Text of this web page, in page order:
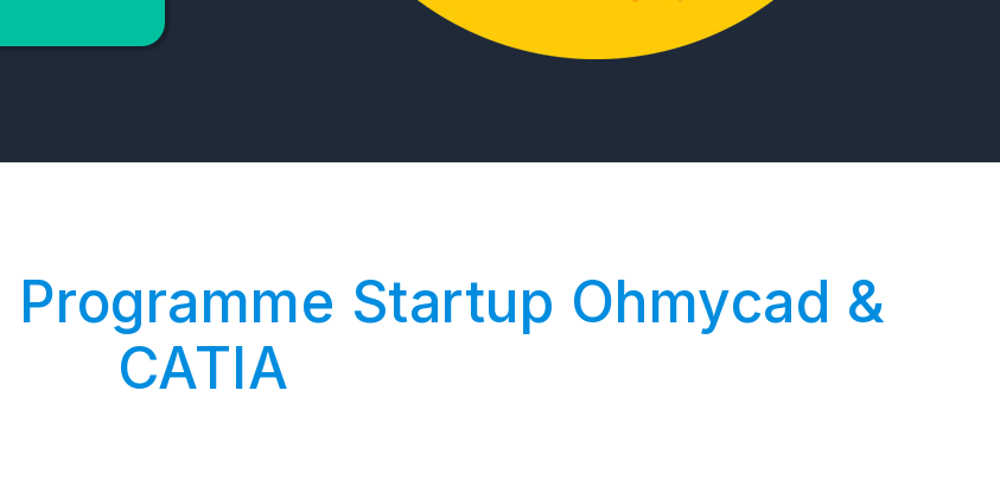
Programme Startup Ohmycad &
CATIA